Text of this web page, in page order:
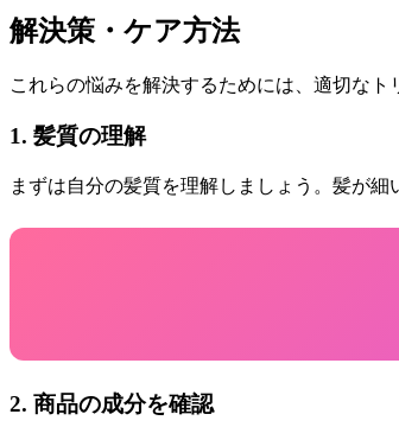
解決策・ケア方法
これらの悩みを解決するためには、適切な
1. 髪質の理解
まずは自分の髪質を理解しましょう。髪が
2. 商品の成分を確認